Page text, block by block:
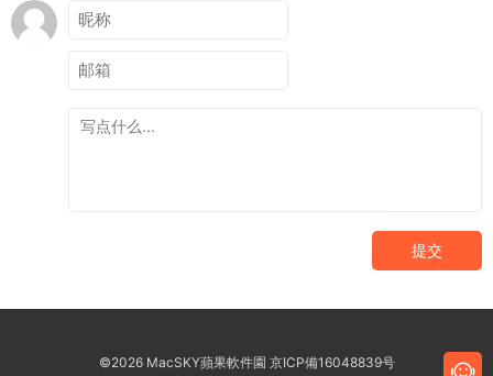
提交
©2026 MacSKY蘋果軟件園 京ICP備16048839号